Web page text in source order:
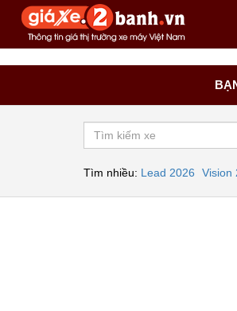
Tìm nhiều: Lead 2026 Vision